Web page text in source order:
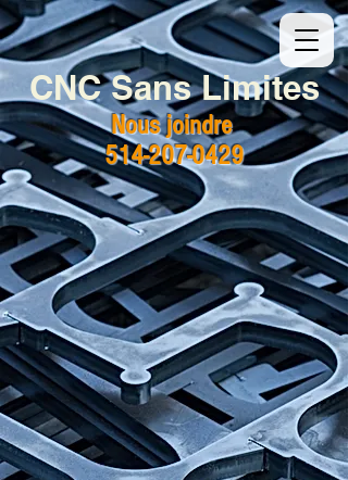
CNC Sans Limites
Nous joindre
514-207-0429